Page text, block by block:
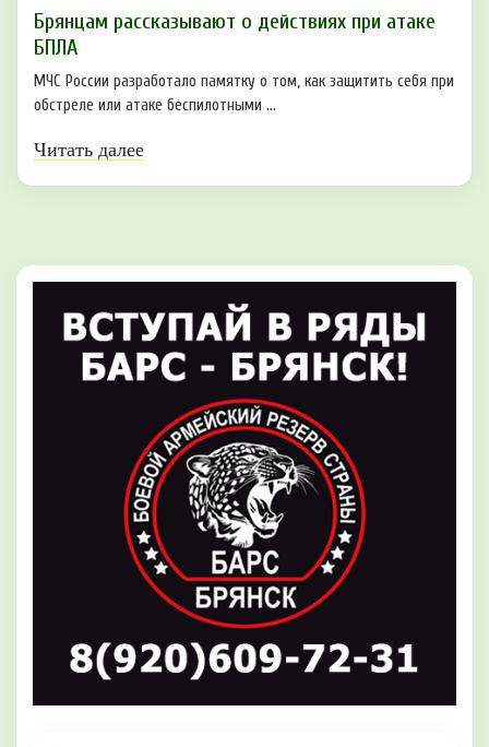
Брянцам рaссказывают о действиях при атаке
БПЛA
МЧС России разработало памятку о том, как защитить себя при
обстреле или атаке беспилотными ...
Читать далее